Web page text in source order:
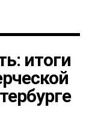
итоги